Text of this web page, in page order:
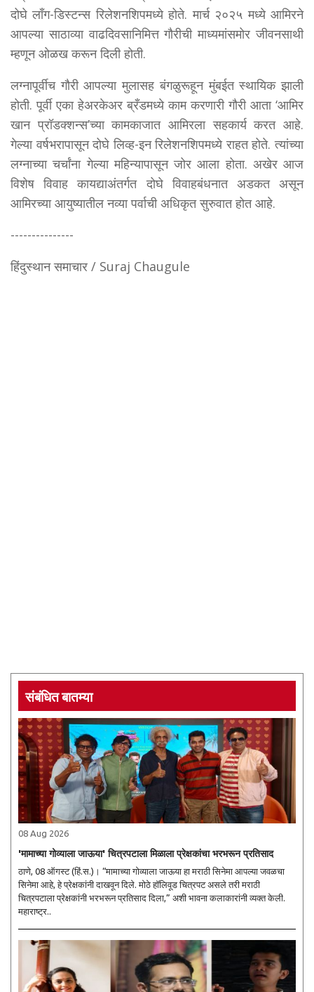
दोघे लाँग-डिस्टन्स रिलेशनशिपमध्ये होते. मार्च २०२५ मध्ये आमिरने
आपल्या साठाव्या वाढदिवसानिमित्त गौरीची माध्यमांसमोर जीवनसाथी
म्हणून ओळख करून दिली होती.
लग्नापूर्वीच गौरी आपल्या मुलासह बंगळुरूहून मुंबईत स्थायिक झाली
होती. पूर्वी एका हेअरकेअर ब्रँडमध्ये काम करणारी गौरी आता ‘आमिर
खान प्रॉडक्शन्स’च्या कामकाजात आमिरला सहकार्य करत आहे.
गेल्या वर्षभरापासून दोघे लिव्ह-इन रिलेशनशिपमध्ये राहत होते. त्यांच्या
लग्नाच्या चर्चांना गेल्या महिन्यापासून जोर आला होता. अखेर आज
विशेष विवाह कायद्याअंतर्गत दोघे विवाहबंधनात अडकत असून
आमिरच्या आयुष्यातील नव्या पर्वाची अधिकृत सुरुवात होत आहे.
---------------
हिंदुस्थान समाचार / Suraj Chaugule
संबंधित बातम्या
08 Aug 2026
'मामाच्या गोव्याला जाऊया' चित्रपटाला मिळाला प्रेक्षकांचा भरभरून प्रतिसाद
ठाणे, 08 ऑगस्ट (हिं.स.)। “मामाच्या गोव्याला जाऊया हा मराठी सिनेमा आपल्या जवळचा
सिनेमा आहे, हे प्रेक्षकांनी दाखवून दिले. मोठे हॉलिवूड चित्रपट असले तरी मराठी
चित्रपटाला प्रेक्षकांनी भरभरून प्रतिसाद दिला,” अशी भावना कलाकारांनी व्यक्त केली.
महाराष्ट्र..